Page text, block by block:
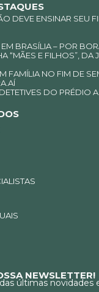
DEVE ENSINAR SEU
BRASÍLIA – POR
“MÃES E FILHOS”, DA
FAMÍLIA NO FIM DE
DO PRÉDIO
NEWSLETTER!
últimas novidades